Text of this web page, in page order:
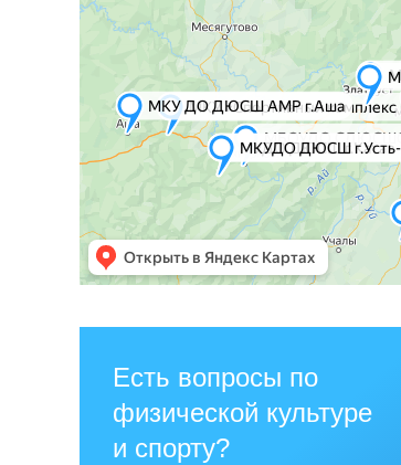
Есть вопросы по
физической культуре
и спорту?